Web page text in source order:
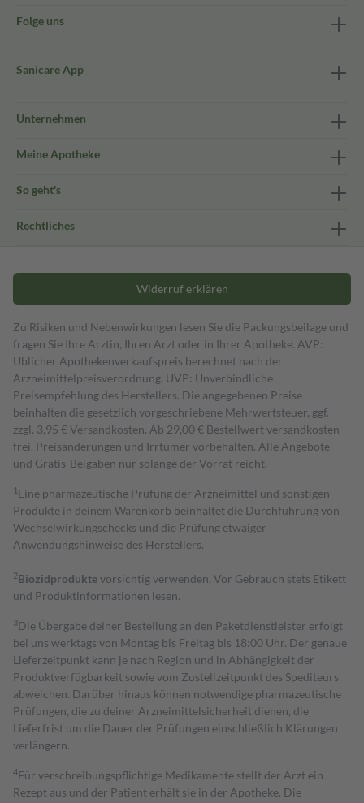
Folge uns
Sanicare App
Unternehmen
Meine Apotheke
So geht's
Rechtliches
Widerruf erklären
Zu Risiken und Nebenwirkungen lesen Sie die Packungsbeilage und
fragen Sie Ihre Ärztin, Ihren Arzt oder in Ihrer Apotheke. AVP:
Üblicher Apothekenverkaufspreis berechnet nach der
Arzneimittelpreisverordnung. UVP: Unverbindliche
Preisempfehlung des Herstellers. Die angegebenen Preise
beinhalten die gesetzlich vorgeschriebene Mehrwertsteuer, ggf.
zzgl. 3,95 € Versandkosten. Ab 29,00 € Bestell­wert versand­kosten­
frei. Preisänderungen und Irrtümer vorbehalten. Alle Angebote
und Gratis-Beigaben nur solange der Vorrat reicht.
1 Eine pharmazeutische Prüfung der Arzneimittel und sonstigen
Produkte in deinem Warenkorb beinhaltet die Durchführung von
Wechselwirkungschecks und die Prüfung etwaiger
Anwendungshinweise des Herstellers.
2Biozidproduktevorsichtig verwenden. Vor Gebrauch stets Etikett
und Produktinformationen lesen.
3Die Übergabe deiner Bestellung an den Paketdienstleister erfolgt
bei uns werktags von Montag bis Freitag bis 18:00 Uhr. Der genaue
Lieferzeitpunkt kann je nach Region und in Abhängigkeit der
Produktverfügbarkeit sowie vom Zustellzeitpunkt des Spediteurs
abweichen. Darüber hinaus können notwendige pharmazeutische
Prüfungen, die zu deiner Arzneimittelsicherheit dienen, die
Lieferfrist um die Dauer der Prüfungen einschließlich Klärungen
verlängern.
4Für verschreibungspflichtige Medikamente stellt der Arzt ein
Rezept aus und der Patient erhält sie in der Apotheke. Die